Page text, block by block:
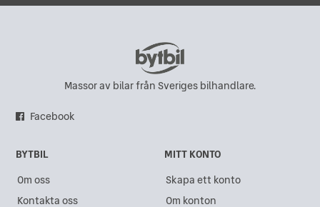
Massor av bilar från Sveriges bilhandlare.
Facebook
BYTBIL
Om oss
Kontakta oss
MITT KONTO
Skapa ett konto
Om konton